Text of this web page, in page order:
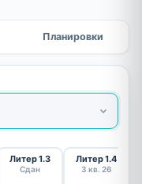
Планировки
Литер 1.3
Сдан
Литер 1.4
3 кв. 26